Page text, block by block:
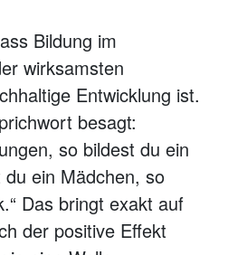
Bildung im
wirksamsten
Entwicklung ist.
besagt:
so bildest du ein
ein Mädchen, so
Das bringt exakt auf
der positive Effekt